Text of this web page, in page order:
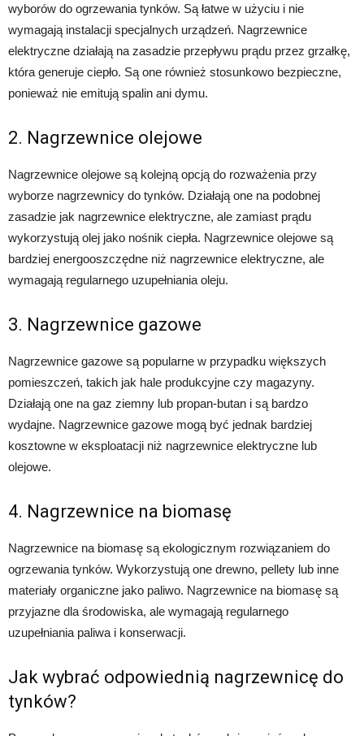
wyborów do ogrzewania tynków. Są łatwe w użyciu i nie
wymagają instalacji specjalnych urządzeń. Nagrzewnice
elektryczne działają na zasadzie przepływu prądu przez grzałkę,
która generuje ciepło. Są one również stosunkowo bezpieczne,
ponieważ nie emitują spalin ani dymu.
2. Nagrzewnice olejowe
Nagrzewnice olejowe są kolejną opcją do rozważenia przy
wyborze nagrzewnicy do tynków. Działają one na podobnej
zasadzie jak nagrzewnice elektryczne, ale zamiast prądu
wykorzystują olej jako nośnik ciepła. Nagrzewnice olejowe są
bardziej energooszczędne niż nagrzewnice elektryczne, ale
wymagają regularnego uzupełniania oleju.
3. Nagrzewnice gazowe
Nagrzewnice gazowe są popularne w przypadku większych
pomieszczeń, takich jak hale produkcyjne czy magazyny.
Działają one na gaz ziemny lub propan-butan i są bardzo
wydajne. Nagrzewnice gazowe mogą być jednak bardziej
kosztowne w eksploatacji niż nagrzewnice elektryczne lub
olejowe.
4. Nagrzewnice na biomasę
Nagrzewnice na biomasę są ekologicznym rozwiązaniem do
ogrzewania tynków. Wykorzystują one drewno, pellety lub inne
materiały organiczne jako paliwo. Nagrzewnice na biomasę są
przyjazne dla środowiska, ale wymagają regularnego
uzupełniania paliwa i konserwacji.
Jak wybrać odpowiednią nagrzewnicę do
tynków?